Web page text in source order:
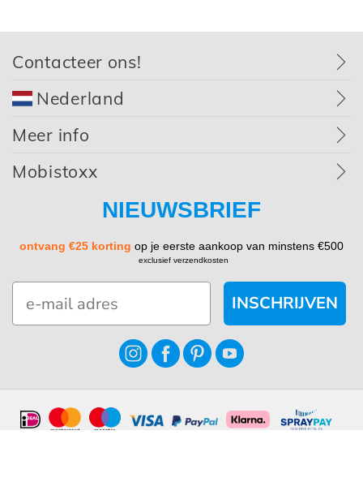
Contacteer ons!
Nederland
Meer info
Mobistoxx
NIEUWSBRIEF
ontvang €25 korting op je eerste aankoop van minstens €500
exclusief verzendkosten
INSCHRIJVEN